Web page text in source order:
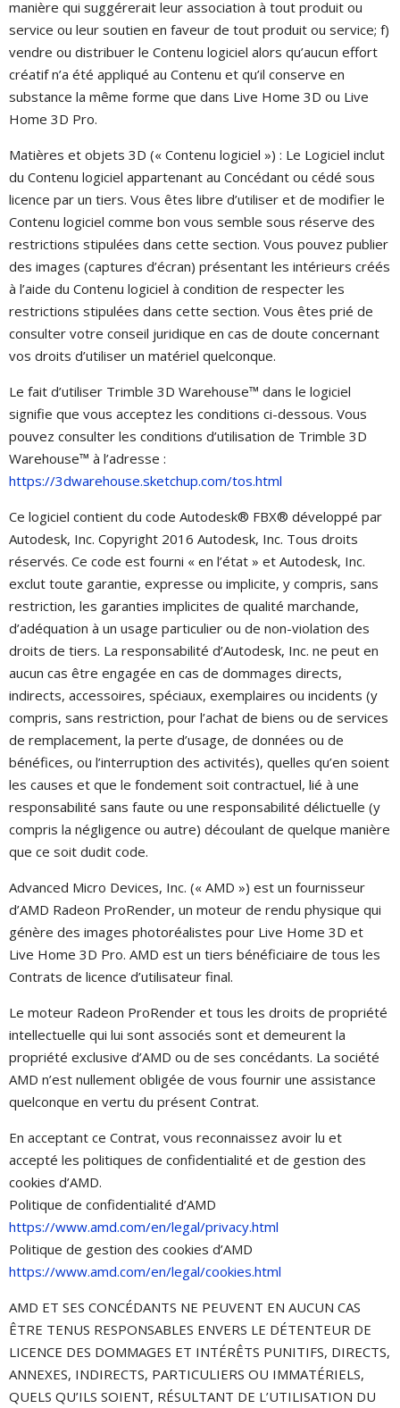
manière qui suggérerait leur association à tout produit ou
service ou leur soutien en faveur de tout produit ou service; f)
vendre ou distribuer le Contenu logiciel alors qu’aucun effort
créatif n’a été appliqué au Contenu et qu’il conserve en
substance la même forme que dans Live Home 3D ou Live
Home 3D Pro.
Matières et objets 3D (« Contenu logiciel ») : Le Logiciel inclut
du Contenu logiciel appartenant au Concédant ou cédé sous
licence par un tiers. Vous êtes libre d’utiliser et de modifier le
Contenu logiciel comme bon vous semble sous réserve des
restrictions stipulées dans cette section. Vous pouvez publier
des images (captures d’écran) présentant les intérieurs créés
à l’aide du Contenu logiciel à condition de respecter les
restrictions stipulées dans cette section. Vous êtes prié de
consulter votre conseil juridique en cas de doute concernant
vos droits d’utiliser un matériel quelconque.
Le fait d’utiliser Trimble 3D Warehouse™ dans le logiciel
signifie que vous acceptez les conditions ci-dessous. Vous
pouvez consulter les conditions d’utilisation de Trimble 3D
Warehouse™ à l’adresse :
https://3dwarehouse.sketchup.com/tos.html
Ce logiciel contient du code Autodesk® FBX® développé par
Autodesk, Inc. Copyright 2016 Autodesk, Inc. Tous droits
réservés. Ce code est fourni « en l’état » et Autodesk, Inc.
exclut toute garantie, expresse ou implicite, y compris, sans
restriction, les garanties implicites de qualité marchande,
d’adéquation à un usage particulier ou de non-violation des
droits de tiers. La responsabilité d’Autodesk, Inc. ne peut en
aucun cas être engagée en cas de dommages directs,
indirects, accessoires, spéciaux, exemplaires ou incidents (y
compris, sans restriction, pour l’achat de biens ou de services
de remplacement, la perte d’usage, de données ou de
bénéfices, ou l’interruption des activités), quelles qu’en soient
les causes et que le fondement soit contractuel, lié à une
responsabilité sans faute ou une responsabilité délictuelle (y
compris la négligence ou autre) découlant de quelque manière
que ce soit dudit code.
Advanced Micro Devices, Inc. (« AMD ») est un fournisseur
d’AMD Radeon ProRender, un moteur de rendu physique qui
génère des images photoréalistes pour Live Home 3D et
Live Home 3D Pro. AMD est un tiers bénéficiaire de tous les
Contrats de licence d’utilisateur final.
Le moteur Radeon ProRender et tous les droits de propriété
intellectuelle qui lui sont associés sont et demeurent la
propriété exclusive d’AMD ou de ses concédants. La société
AMD n’est nullement obligée de vous fournir une assistance
quelconque en vertu du présent Contrat.
En acceptant ce Contrat, vous reconnaissez avoir lu et
accepté les politiques de confidentialité et de gestion des
cookies d’AMD.
Politique de confidentialité d’AMD
https://www.amd.com/en/legal/privacy.html
Politique de gestion des cookies d’AMD
https://www.amd.com/en/legal/cookies.html
AMD ET SES CONCÉDANTS NE PEUVENT EN AUCUN CAS
ÊTRE TENUS RESPONSABLES ENVERS LE DÉTENTEUR DE
LICENCE DES DOMMAGES ET INTÉRÊTS PUNITIFS, DIRECTS,
ANNEXES, INDIRECTS, PARTICULIERS OU IMMATÉRIELS,
QUELS QU’ILS SOIENT, RÉSULTANT DE L’UTILISATION DU